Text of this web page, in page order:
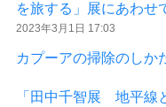
を旅する」展にあわせ
2023年3月1日 17:03
カプーアの掃除のしか
「田中千智展 地平線